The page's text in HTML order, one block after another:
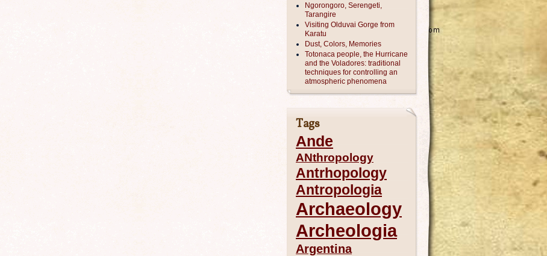
Ngorongoro, Serengeti,
Tarangire
Visiting Olduvai Gorge from
Karatu
Dust, Colors, Memories
Totonaca people, the Hurricane
and the Voladores: traditional
techniques for controlling an
atmospheric phenomena
Tags
Ande
ANthropology
Antrhopology
Antropologia
Archaeology
Archeologia
Argentina